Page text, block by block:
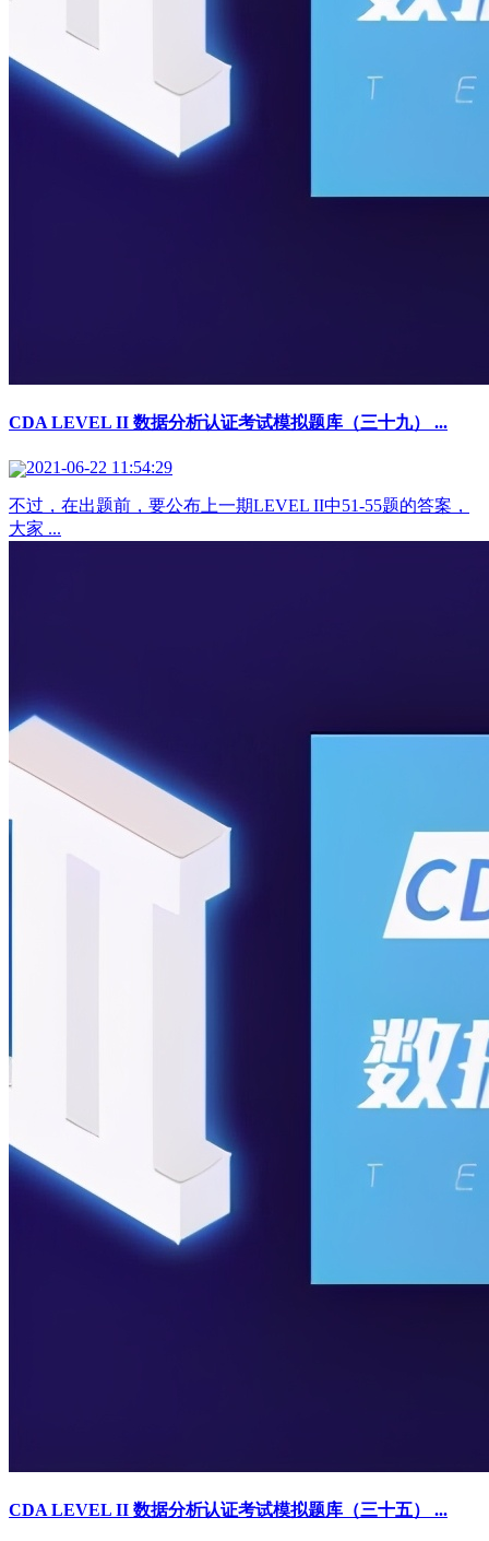
CDA LEVEL II 数据分析认证考试模拟题库（三十九） ...
2021-06-22 11:54:29
不过，在出题前，要公布上一期LEVEL II中51-55题的答案，
大家 ...
CDA LEVEL II 数据分析认证考试模拟题库（三十五） ...